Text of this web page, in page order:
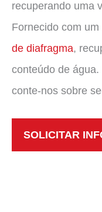
recuperando uma
Fornecido com
de diafragma,
conteúdo de
conte-nos sobre
SOLICITAR